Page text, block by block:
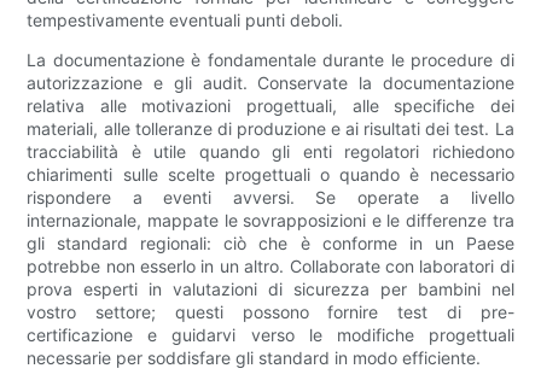
tempestivamente eventuali punti deboli.
La documentazione è fondamentale durante le procedure di
autorizzazione e gli audit. Conservate la documentazione
relativa alle motivazioni progettuali, alle specifiche dei
materiali, alle tolleranze di produzione e ai risultati dei test. La
tracciabilità è utile quando gli enti regolatori richiedono
chiarimenti sulle scelte progettuali o quando è necessario
rispondere a eventi avversi. Se operate a livello
internazionale, mappate le sovrapposizioni e le differenze tra
gli standard regionali: ciò che è conforme in un Paese
potrebbe non esserlo in un altro. Collaborate con laboratori di
prova esperti in valutazioni di sicurezza per bambini nel
vostro settore; questi possono fornire test di pre-
certificazione e guidarvi verso le modifiche progettuali
necessarie per soddisfare gli standard in modo efficiente.